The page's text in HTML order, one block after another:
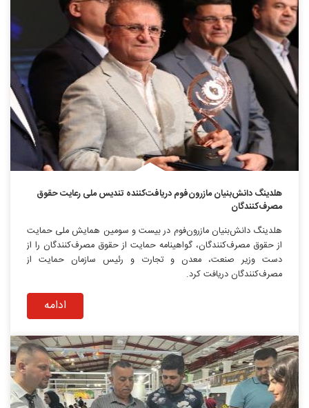
هلدینگ دانش‌بنیان مازرون‌فوم دریافت‌کننده تندیس ملی رعایت حقوق
مصرف‌کنندگان
هلدینگ دانش‌بنیان مازرون‌فوم در بیست و سومین همایش ملی حمایت
از حقوق مصرف‌کنندگان، گواهینامه حمایت از حقوق مصرف‌کنندگان را از
دست وزیر صنعت، معدن و تجارت و‌‌‌ رئیس سازمان حمایت از
مصرف‌کنندگان دریافت کرد.
ادامه